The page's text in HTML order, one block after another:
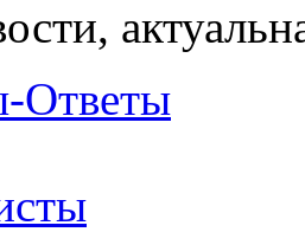
Ответы